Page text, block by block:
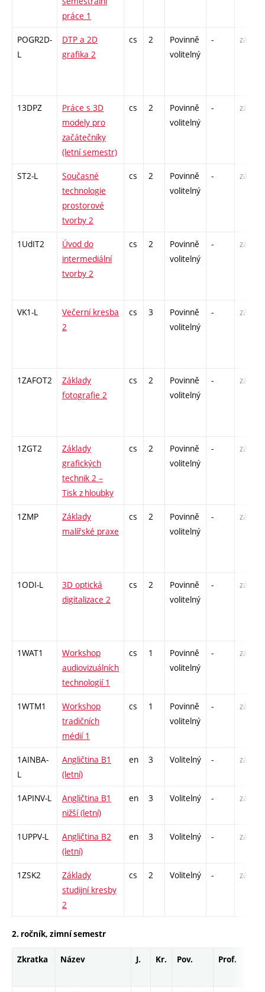
práce 1
POGR2D-
L
DTP a 2D
grafika 2
cs 2
Povinně
volitelný
- zá
13DPZ
Práce s 3D
modely pro
začátečníky
(letní semestr)
cs 2
Povinně
volitelný
- zá
ST2-L
Současné
technologie
prostorové
tvorby 2
cs 2
Povinně
volitelný
- zá
1UdIT2
Úvod do
intermediální
tvorby 2
cs 2
Povinně
volitelný
- zá
VK1-L
Večerní kresba
2
cs 3
Povinně
volitelný
- zá,zk
1ZAFOT2
Základy
fotografie 2
cs 2
Povinně
volitelný
- zá
1ZGT2
Základy
grafických
technik 2 –
Tisk z hloubky
cs 2
Povinně
volitelný
- zá
1ZMP
Základy
malířské praxe
cs 2
Povinně
volitelný
- zá
1ODI-L
3D optická
digitalizace 2
cs 2
Povinně
volitelný
- zá
1WAT1
Workshop
audiovizuálních
technologií 1
cs 1
Povinně
volitelný
- zá
1WTM1
Workshop
tradičních
médií 1
cs 1
Povinně
volitelný
- zá
1AINBA-
L
Angličtina B1
(letní)
en 3 Volitelný - zá,zk
1APINV-L
Angličtina B1
nižší (letní)
en 3 Volitelný - zá
1UPPV-L
Angličtina B2
(letní)
en 3 Volitelný - zá,zk
1ZSK2
Základy
studijní kresby
2
cs 2 Volitelný - zá
2. ročník, zimní semestr
Zkratka Název J. Kr. Pov. Prof.